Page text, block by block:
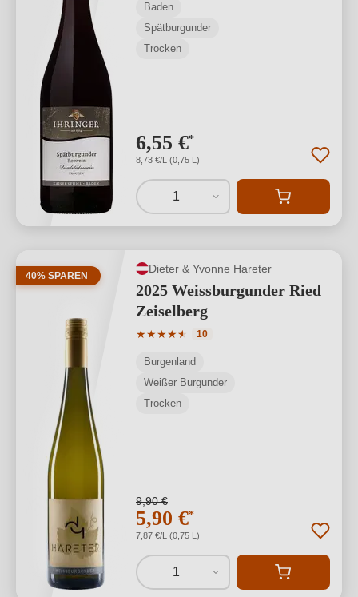
Baden
Spätburgunder
Trocken
6,55 €*
8,73 €/L (0,75 L)
1
40% SPAREN
Dieter & Yvonne Hareter
2025 Weissburgunder Ried
Zeiselberg
★★★★★
★
Durchschnittliche Bewertung von 4.8
10
Burgenland
Weißer Burgunder
Trocken
9,90 €
5,90 €*
7,87 €/L (0,75 L)
1